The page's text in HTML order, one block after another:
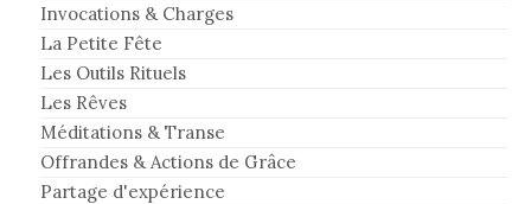
Invocations & Charges
La Petite Fête
Les Outils Rituels
Les Rêves
Méditations & Transe
Offrandes & Actions de Grâce
Partage d'expérience